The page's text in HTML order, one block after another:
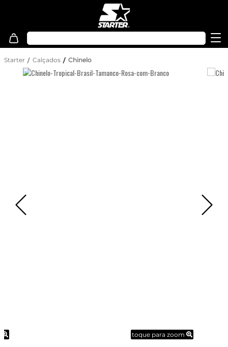
Starter Calçados Chinelo
toque para zoom